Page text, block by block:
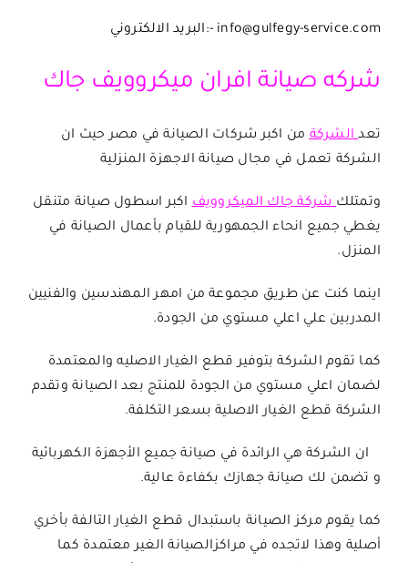
info@gulfegy-service.com -:البريد الالكتروني
شركه صيانة افران ميكروويف جاك
تعدالشركةمن اكبر شركات الصيانة في مصر حيث ان
الشركة تعمل في مجال صيانة الاجهزة المنزلية
وتمتلكشركة جاك الميكروويفاكبر اسطول صيانة متنقل
يغطي جميع انحاء الجمهورية للقيام بأعمال الصيانة في
المنزل.
اينما كنت عن طريق مجموعة من امهر المهندسين والفنيين
المدربين علي اعلي مستوي من الجودة.
كما تقوم الشركة بتوفير قطع الغيار الاصليه والمعتمدة
لضمان اعلي مستوي من الجودة للمنتج بعد الصيانة وتقدم
الشركة قطع الغيار الاصلية بسعر التكلفة.
ان الشركة هي الرائدة في صيانة جميع الأجهزة الكهربائية
و تضمن لك صيانة جهازك بكفاءة عالية.
كما يقوم مركز الصيانة باستبدال قطع الغيار التالفة بأخري
أصلية وهذا لاتجده في مراكزالصيانة الغير معتمدة كما